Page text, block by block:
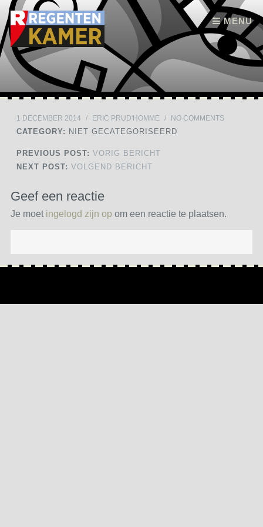
MENU
Skip to content
1 DECEMBER 2014 / ERIC PRUD'HOMME / NO COMMENTS
CATEGORY: NIET GECATEGORISEERD
PREVIOUS POST: VORIG BERICHT
NEXT POST: VOLGEND BERICHT
Geef een reactie
Je moet ingelogd zijn op om een reactie te plaatsen.